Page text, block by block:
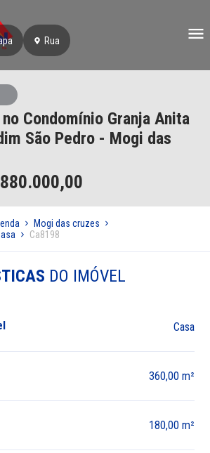
Rua
Condomínio Granja Anita
São Pedro - Mogi das
Mogi das cruzes
Ca8198
DO IMÓVEL
Casa
360,00 m²
180,00 m²